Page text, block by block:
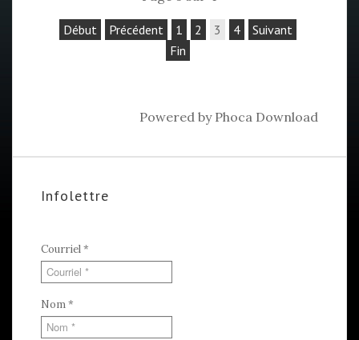
Début Précédent 1 2 3 4
Suivant
Fin
Powered by Phoca Download
Infolettre
Courriel*
Nom*